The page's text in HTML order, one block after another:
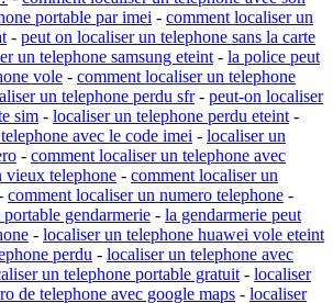
portable par imei - comment localiser un
- peut on localiser un telephone sans la carte
un telephone samsung eteint - la police peut
vole - comment localiser un telephone
un telephone perdu sfr- peut-on localiser
sim - localiser un telephone perdu eteint -
avec le code imei - localiser un
- comment localiser un telephone avec
vieux telephone - comment localiser un
comment localiser un numero telephone -
gendarmerie - la gendarmerie peut
- localiser un telephone huawei vole eteint
perdu - localiser un telephone avec
un telephone portable gratuit - localiser
de telephone avec google maps - localiser